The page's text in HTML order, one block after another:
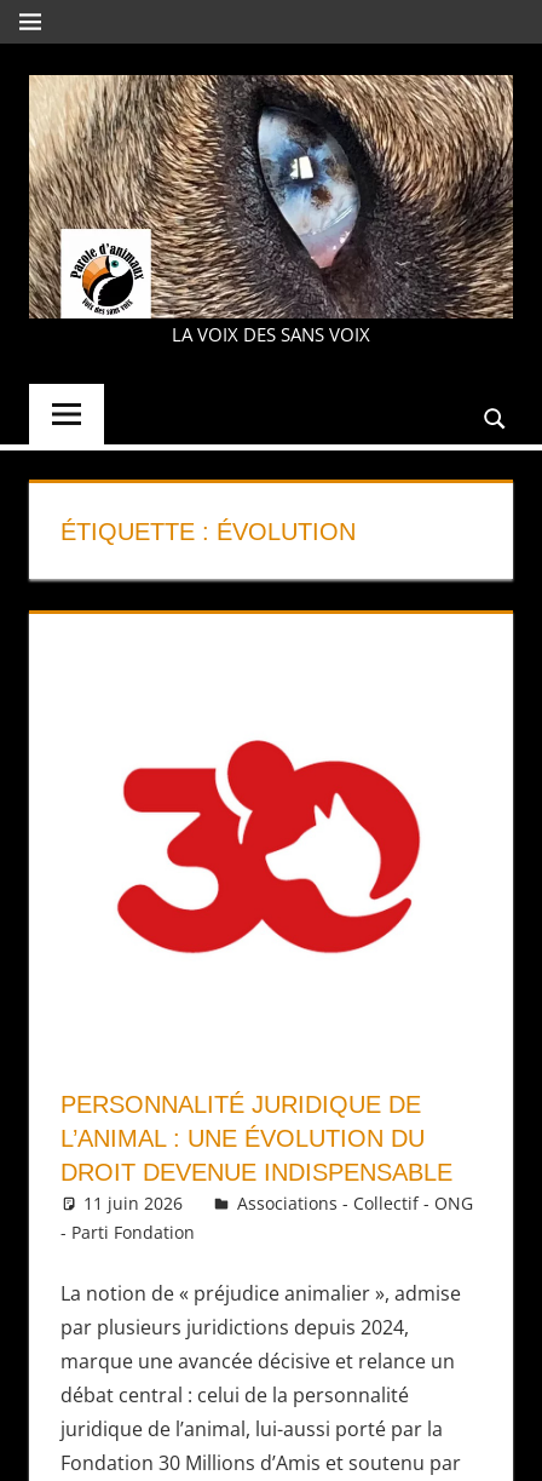
Aller
au
contenu
MENU
PAROLE
LA VOIX DES SANS VOIX
ÉTIQUETTE : ÉVOLUTION
PERSONNALITÉ JURIDIQUE DE
L’ANIMAL : UNE ÉVOLUTION DU
DROIT DEVENUE INDISPENSABLE
11 juin 2026 Daniel
Associations - Collectif - ONG
- Parti Fondation
La notion de « préjudice animalier », admise
par plusieurs juridictions depuis 2024,
marque une avancée décisive et relance un
débat central : celui de la personnalité
juridique de l’animal, lui-aussi porté par la
Fondation 30 Millions d’Amis et soutenu par